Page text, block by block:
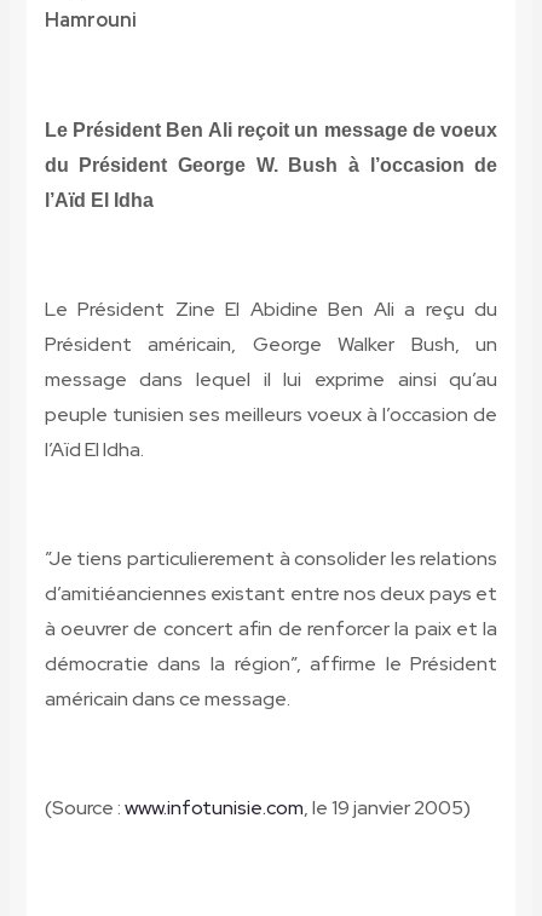
Hamrouni
Le Président Ben Ali reçoit un message de voeux
du Président George W. Bush à l’occasion de
l’Aïd El Idha
Le Président Zine El Abidine Ben Ali a reçu du
Président américain, George Walker Bush, un
message dans lequel il lui exprime ainsi qu’au
peuple tunisien ses meilleurs voeux à l’occasion de
l’Aïd El Idha.
”Je tiens particulierement à consolider les relations
d’amitiéanciennes existant entre nos deux pays et
à oeuvrer de concert afin de renforcer la paix et la
démocratie dans la région”, affirme le Président
américain dans ce message.
(Source :www.infotunisie.com, le 19 janvier 2005)